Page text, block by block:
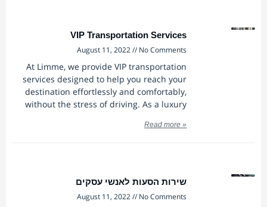
VIP Transportation Services
August 11, 2022
No Comments
At Limme, we provide VIP transportation
services designed to help you reach your
destination effortlessly and comfortably,
without the stress of driving. As a luxury
Read more »
שירות הסעות לאנשי עסקים
August 11, 2022
No Comments